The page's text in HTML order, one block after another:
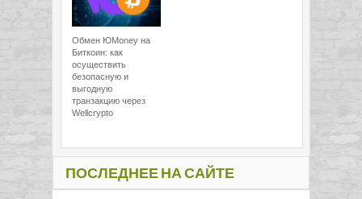
Обмен ЮMoney на
Биткоин: как
осуществить
безопасную и
выгодную
транзакцию через
Wellcrypto
ПОСЛЕДНЕЕ НА САЙТЕ